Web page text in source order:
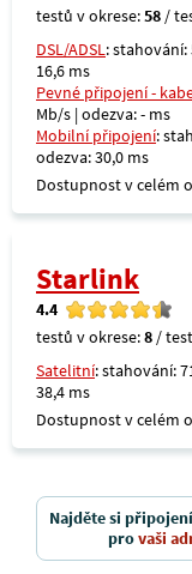
testů v okrese:58 /
DSL/ADSL: stahování:
16,6 ms
Pevné připojení -
Mb/s | odezva: - ms
Mobilní připojení:
odezva: 30,0 ms
Dostupnost v celém
Starlink
4.4
testů v okrese:8 /
Satelitní: stahování:
38,4 ms
Dostupnost v celém
Najděte si
provaši